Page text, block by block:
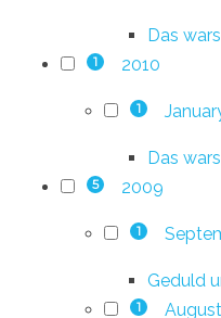
Das
1 2010
1
Das
5 2009
1
Geduld
1